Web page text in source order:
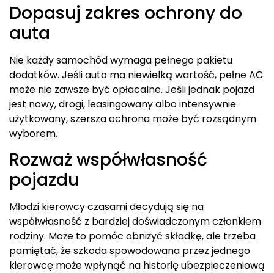
Dopasuj zakres ochrony do
auta
Nie każdy samochód wymaga pełnego pakietu
dodatków. Jeśli auto ma niewielką wartość, pełne AC
może nie zawsze być opłacalne. Jeśli jednak pojazd
jest nowy, drogi, leasingowany albo intensywnie
użytkowany, szersza ochrona może być rozsądnym
wyborem.
Rozważ współwłasność
pojazdu
Młodzi kierowcy czasami decydują się na
współwłasność z bardziej doświadczonym członkiem
rodziny. Może to pomóc obniżyć składkę, ale trzeba
pamiętać, że szkoda spowodowana przez jednego
kierowcę może wpłynąć na historię ubezpieczeniową